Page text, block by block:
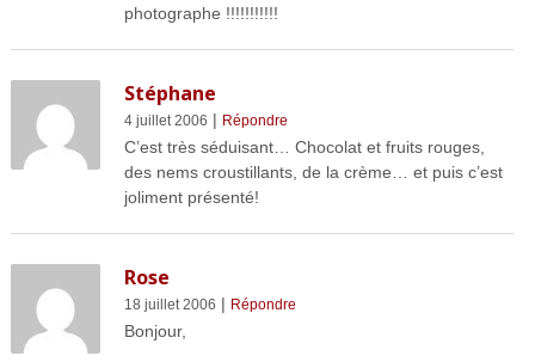
photographe !!!!!!!!!!!
Stéphane
4 juillet 2006 | Répondre
C’est très séduisant… Chocolat et fruits rouges,
des nems croustillants, de la crème… et puis c’est
joliment présenté!
Rose
18 juillet 2006 | Répondre
Bonjour,